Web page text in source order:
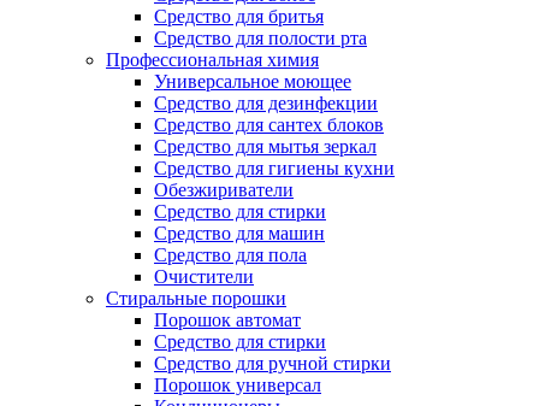
Средство для бритья
Средство для полости рта
Профессиональная химия
Универсальное моющее
Средство для дезинфекции
Средство для сантех блоков
Средство для мытья зеркал
Средство для гигиены кухни
Обезжириватели
Средство для стирки
Средство для машин
Средство для пола
Очистители
Стиральные порошки
Порошок автомат
Средство для стирки
Средство для ручной стирки
Порошок универсал